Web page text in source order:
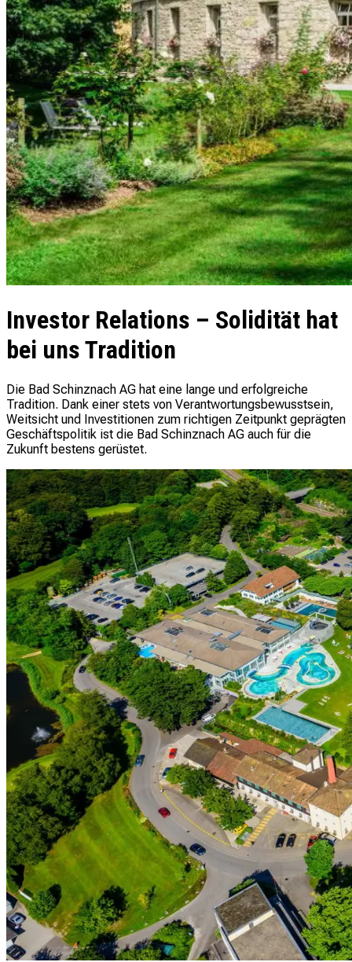
Investor Relations – Solidität hat
bei uns Tradition
Die Bad Schinznach AG hat eine lange und erfolgreiche
Tradition. Dank einer stets von Verantwortungsbewusstsein,
Weitsicht und Investitionen zum richtigen Zeitpunkt geprägten
Geschäftspolitik ist die Bad Schinznach AG auch für die
Zukunft bestens gerüstet.